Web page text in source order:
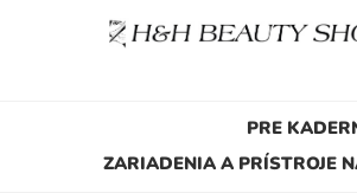
PRE
ZARIADENIA A PRÍSTROJE